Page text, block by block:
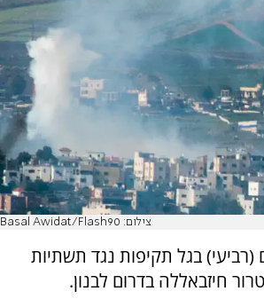
צילום: Basal Awidat/Flash90
בגל תקיפות נגד תשתיות
חיזבאללה בדרום לבנון.